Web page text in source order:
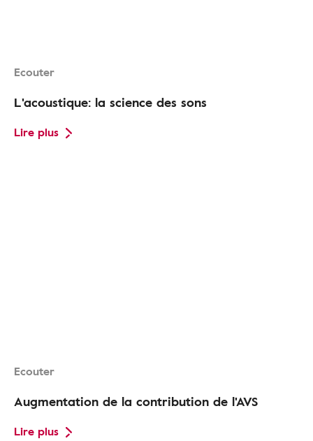
Ecouter
L'acoustique: la science des sons
Lire plus
Ecouter
Augmentation de la contribution de l'AVS
Lire plus